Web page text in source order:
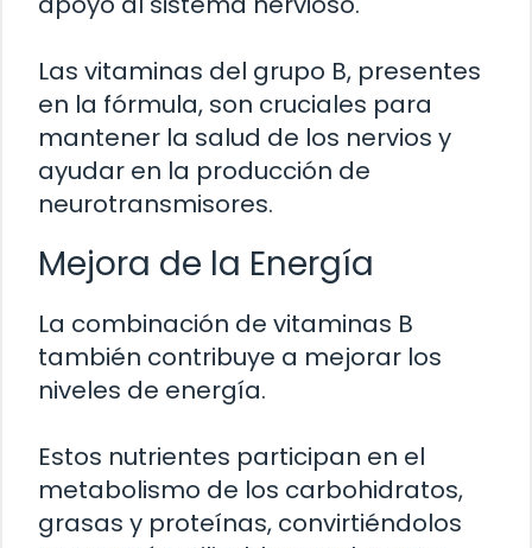
Las vitaminas del grupo B, presentes
en la fórmula, son cruciales para
mantener la salud de los nervios y
ayudar en la producción de
neurotransmisores.
Mejora de la Energía
La combinación de vitaminas B
también contribuye a mejorar los
niveles de energía.
Estos nutrientes participan en el
metabolismo de los carbohidratos,
grasas y proteínas, convirtiéndolos